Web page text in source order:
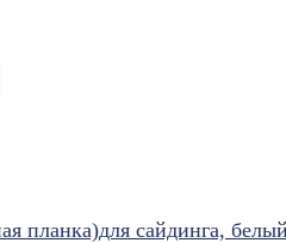
планка)для сайдинга,